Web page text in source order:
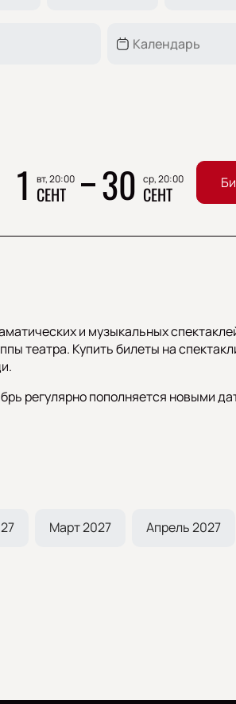
1 вт, 20:00
СЕНТ 30 ср, 20:00
СЕНТ
и музыкальных
театра. Купить билеты на
регулярно пополняется новыми
Март 2027 Апрель 2027